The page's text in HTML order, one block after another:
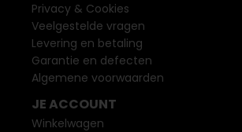
Privacy & Cookies
Veelgestelde vragen
Levering en betaling
Garantie en defecten
Algemene voorwaarden
JE ACCOUNT
Winkelwagen